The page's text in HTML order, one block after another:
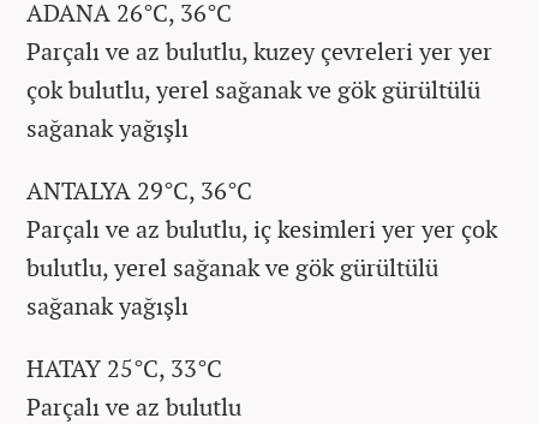
ADANA 26°C, 36°C
Parçalı ve az bulutlu, kuzey çevreleri yer yer
çok bulutlu, yerel sağanak ve gök gürültülü
sağanak yağışlı
ANTALYA 29°C, 36°C
Parçalı ve az bulutlu, iç kesimleri yer yer çok
bulutlu, yerel sağanak ve gök gürültülü
sağanak yağışlı
HATAY 25°C, 33°C
Parçalı ve az bulutlu